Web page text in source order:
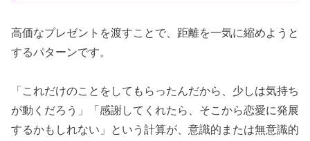
高価なプレゼントを渡すことで、距離を一気に縮めようと
するパターンです。
「これだけのことをしてもらったんだから、少しは気持ち
が動くだろう」「感謝してくれたら、そこから恋愛に発展
するかもしれない」という計算が、意識的または無意識的